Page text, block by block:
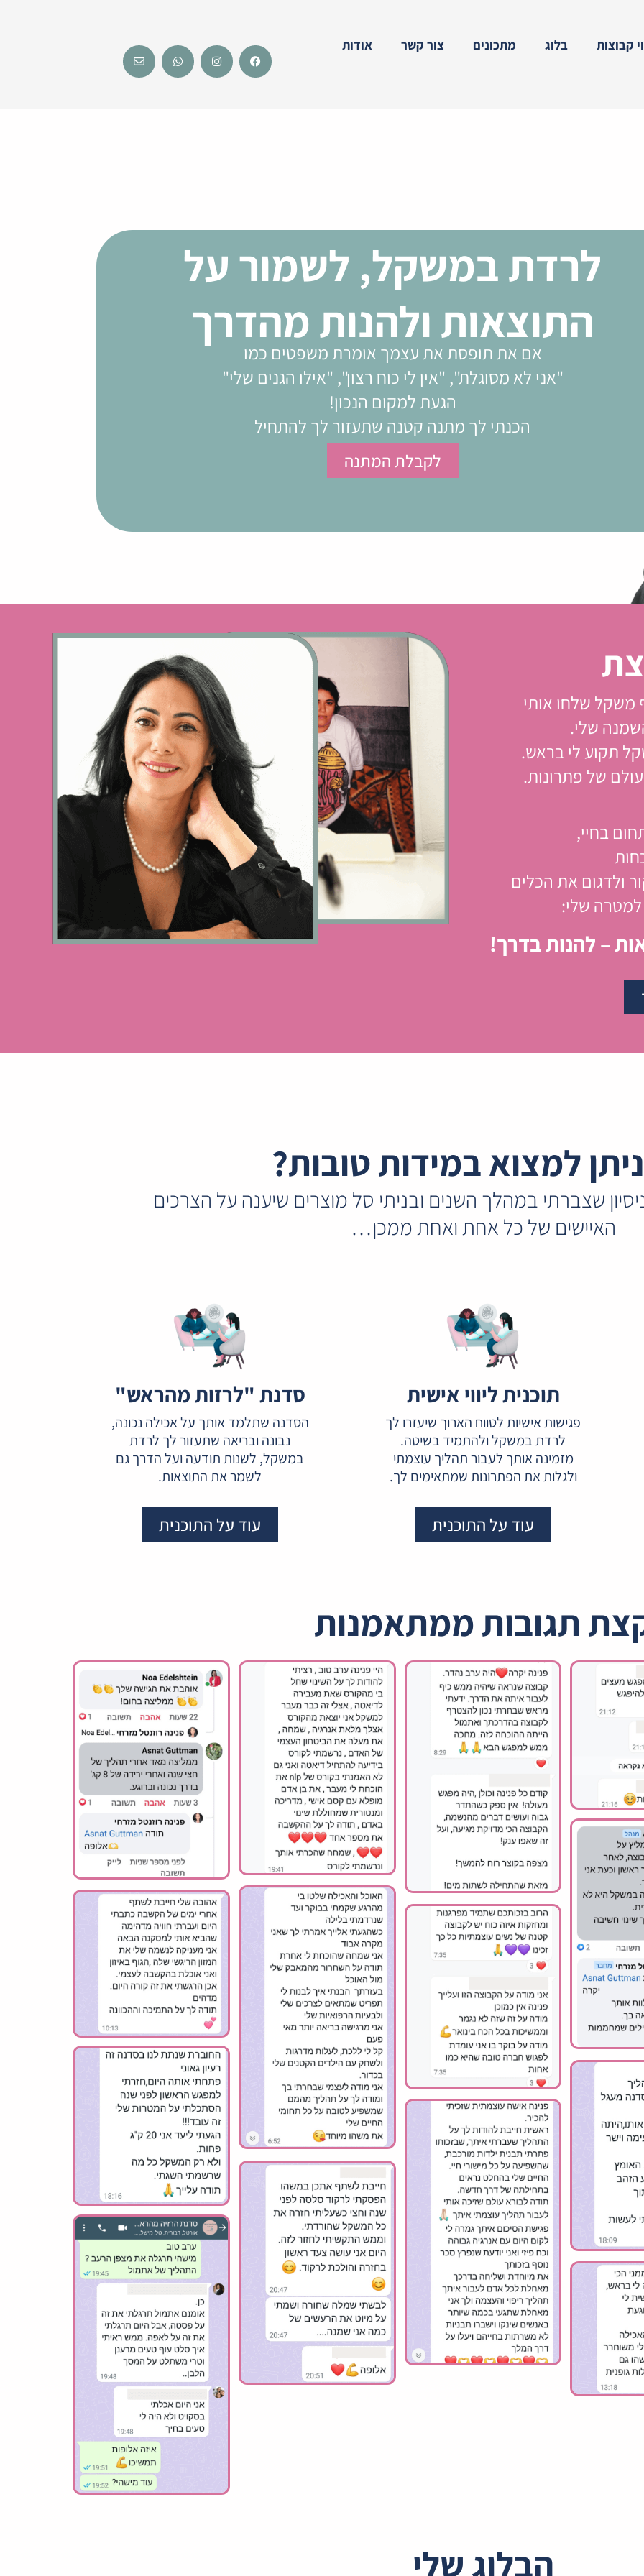
קבוצות בלוג מתכונים צור קשר אודות Facebook
Instagram
Whatsapp
Envelope
לרדת במשקל, לשמור על
התוצאות ולהנות מהדרך
אם את תופסת את עצמך אומרת משפטים כמו
"אני לא מסוגלת", "אין לי כוח רצון", "אילו הגנים שלי"
הגעת למקום הנכון!
הכנתי לך מתנה קטנה שתעזור לך להתחיל
לקבלת המתנה
שלי.
תקוע לי בראש.
בחיי,
ולדגום את הכלים
שלי:
– להנות בדרך!
למצוא במידות טובות?
שצברתי במהלך השנים ובניתי סל מוצרים שיענה על הצרכים
האיישים של כל אחת ואחת ממכן…
תוכנית ליווי אישית
פגישות אישיות לטווח הארוך שיעזרו לך
לרדת במשקל ולהתמיד בשיטה.
מזמינה אותך לעבור תהליך עוצמתי
ולגלות את הפתרונות שמתאימים לך.
עוד על התוכנית
סדנת "לרזות מהראש"
הסדנה שתלמד אותך על אכילה נכונה,
נבונה ובריאה שתעזור לך לרדת
במשקל, לשנות תודעה ועל הדרך גם
לשמר את התוצאות.
עוד על התוכנית
תגובות ממתאמנות
הבלוג שלי